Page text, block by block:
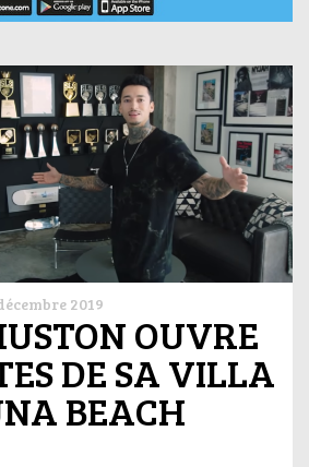
2019
OUVRE
DE SA VILLA
BEACH